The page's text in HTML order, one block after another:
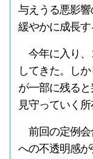
与えうる悪影
緩やかに成長す
今年に入り、
してきた。し
が一部に残る
見守っていく所
前回の定例会
への不透明感